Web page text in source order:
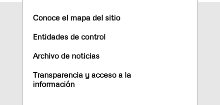
Conoce el mapa del sitio
Entidades de control
Archivo de noticias
Transparencia y acceso a la
información